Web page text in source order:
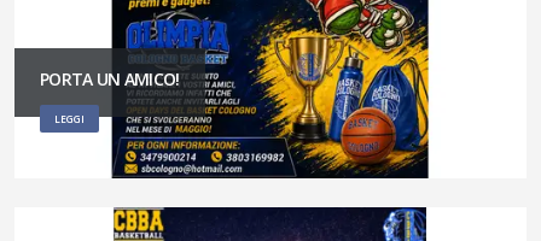
PORTA UN AMICO!
LEGGI